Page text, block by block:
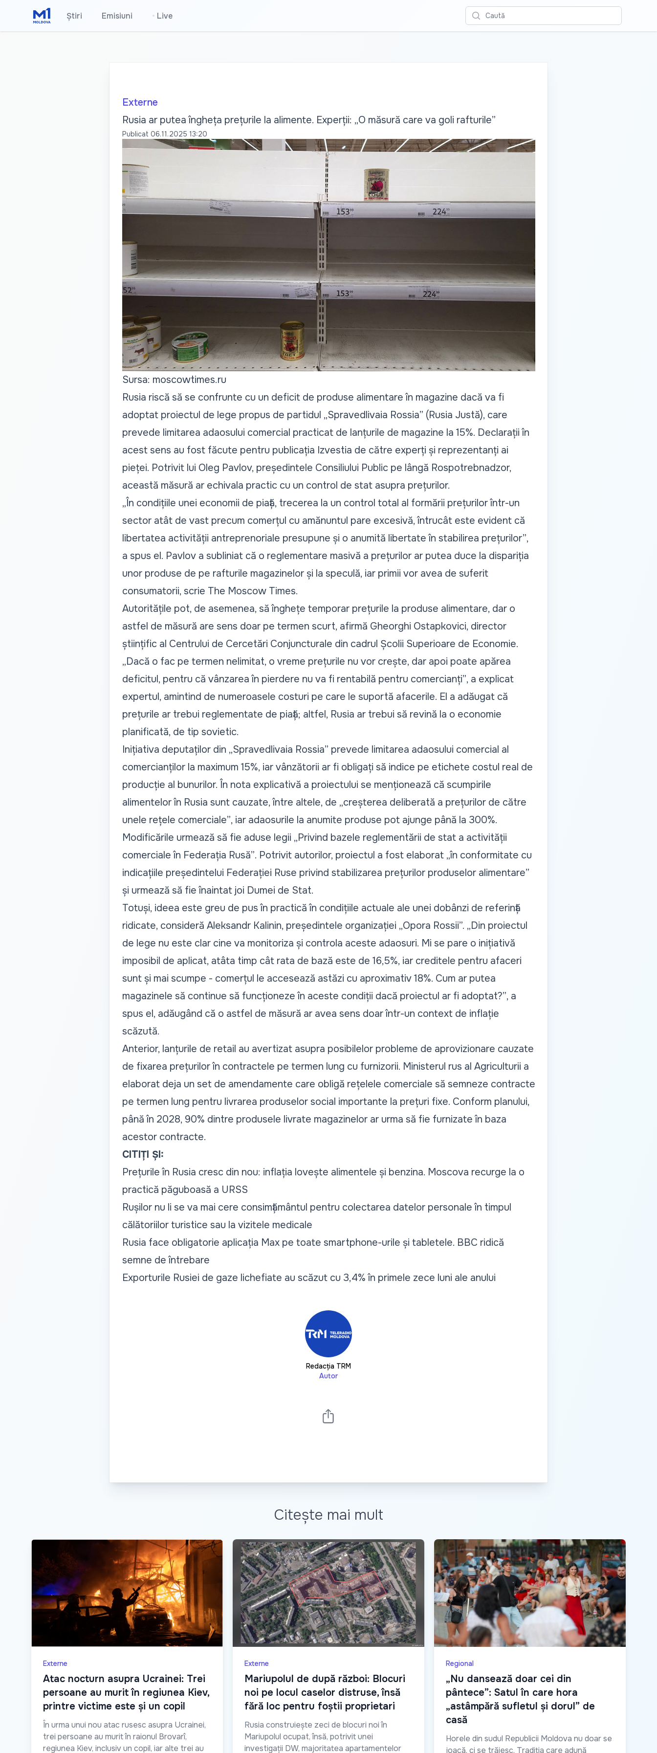
Știri Emisiuni • Live Caută
Externe
Rusia ar putea îngheța prețurile la alimente. Experții: „O măsură care va goli rafturile”
Publicat 06.11.2025 13:20
Sursa: moscowtimes.ru
Rusia riscă să se confrunte cu un deficit de produse alimentare în magazine dacă va fi
adoptat proiectul de lege propus de partidul „Spravedlivaia Rossia” (Rusia Justă), care
prevede limitarea adaosului comercial practicat de lanțurile de magazine la 15%. Declarații în
acest sens au fost făcute pentru publicația Izvestia de către experți și reprezentanți ai
pieței. Potrivit lui Oleg Pavlov, președintele Consiliului Public pe lângă Rospotrebnadzor,
această măsură ar echivala practic cu un control de stat asupra prețurilor.
„În condițiile unei economii de piață, trecerea la un control total al formării prețurilor într-un
sector atât de vast precum comerțul cu amănuntul pare excesivă, întrucât este evident că
libertatea activității antreprenoriale presupune și o anumită libertate în stabilirea prețurilor”,
a spus el. Pavlov a subliniat că o reglementare masivă a prețurilor ar putea duce la dispariția
unor produse de pe rafturile magazinelor și la speculă, iar primii vor avea de suferit
consumatorii, scrie The Moscow Times.
Autoritățile pot, de asemenea, să înghețe temporar prețurile la produse alimentare, dar o
astfel de măsură are sens doar pe termen scurt, afirmă Gheorghi Ostapkovici, director
științific al Centrului de Cercetări Conjuncturale din cadrul Școlii Superioare de Economie.
„Dacă o fac pe termen nelimitat, o vreme prețurile nu vor crește, dar apoi poate apărea
deficitul, pentru că vânzarea în pierdere nu va fi rentabilă pentru comercianți”, a explicat
expertul, amintind de numeroasele costuri pe care le suportă afacerile. El a adăugat că
prețurile ar trebui reglementate de piață; altfel, Rusia ar trebui să revină la o economie
planificată, de tip sovietic.
Inițiativa deputaților din „Spravedlivaia Rossia” prevede limitarea adaosului comercial al
comercianților la maximum 15%, iar vânzătorii ar fi obligați să indice pe etichete costul real de
producție al bunurilor. În nota explicativă a proiectului se menționează că scumpirile
alimentelor în Rusia sunt cauzate, între altele, de „creșterea deliberată a prețurilor de către
unele rețele comerciale”, iar adaosurile la anumite produse pot ajunge până la 300%.
Modificările urmează să fie aduse legii „Privind bazele reglementării de stat a activității
comerciale în Federația Rusă”. Potrivit autorilor, proiectul a fost elaborat „în conformitate cu
indicațiile președintelui Federației Ruse privind stabilizarea prețurilor produselor alimentare”
și urmează să fie înaintat joi Dumei de Stat.
Totuși, ideea este greu de pus în practică în condițiile actuale ale unei dobânzi de referință
ridicate, consideră Aleksandr Kalinin, președintele organizației „Opora Rossii”. „Din proiectul
de lege nu este clar cine va monitoriza și controla aceste adaosuri. Mi se pare o inițiativă
imposibil de aplicat, atâta timp cât rata de bază este de 16,5%, iar creditele pentru afaceri
sunt și mai scumpe - comerțul le accesează astăzi cu aproximativ 18%. Cum ar putea
magazinele să continue să funcționeze în aceste condiții dacă proiectul ar fi adoptat?”, a
spus el, adăugând că o astfel de măsură ar avea sens doar într-un context de inflație
scăzută.
Anterior, lanțurile de retail au avertizat asupra posibilelor probleme de aprovizionare cauzate
de fixarea prețurilor în contractele pe termen lung cu furnizorii. Ministerul rus al Agriculturii a
elaborat deja un set de amendamente care obligă rețelele comerciale să semneze contracte
pe termen lung pentru livrarea produselor social importante la prețuri fixe. Conform planului,
până în 2028, 90% dintre produsele livrate magazinelor ar urma să fie furnizate în baza
acestor contracte.
CITIȚI ȘI:
Prețurile în Rusia cresc din nou: inflația lovește alimentele și benzina. Moscova recurge la o
practică păguboasă a URSS
Rușilor nu li se va mai cere consimțământul pentru colectarea datelor personale în timpul
călătoriilor turistice sau la vizitele medicale
Rusia face obligatorie aplicația Max pe toate smartphone-urile și tabletele. BBC ridică
semne de întrebare
Exporturile Rusiei de gaze lichefiate au scăzut cu 3,4% în primele zece luni ale anului
Redacția TRM
Autor
Citește mai mult
Externe
Atac nocturn asupra Ucrainei: Trei
persoane au murit în regiunea Kiev,
printre victime este și un copil
În urma unui nou atac rusesc asupra Ucrainei,
trei persoane au murit în raionul Brovarî,
regiunea Kiev, inclusiv un copil, iar alte trei au
Externe
Mariupolul de după război: Blocuri
noi pe locul caselor distruse, însă
fără loc pentru foștii proprietari
Rusia construiește zeci de blocuri noi în
Mariupolul ocupat, însă, potrivit unei
investigații DW, majoritatea apartamentelor
Regional
„Nu dansează doar cei din
pântece”: Satul în care hora
„astâmpără sufletul și dorul” de
casă
Horele din sudul Republicii Moldova nu doar se
joacă, ci se trăiesc. Tradiția care adună